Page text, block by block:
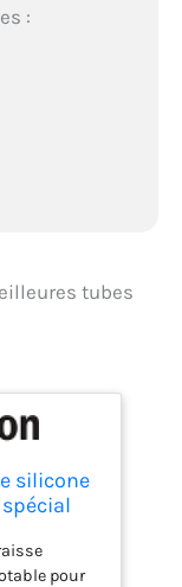
:
tubes
silicone
et
pour